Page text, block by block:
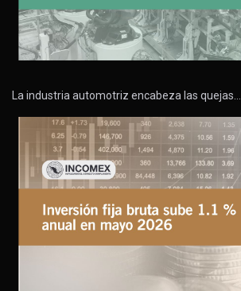
La industria automotriz encabeza las quejas…